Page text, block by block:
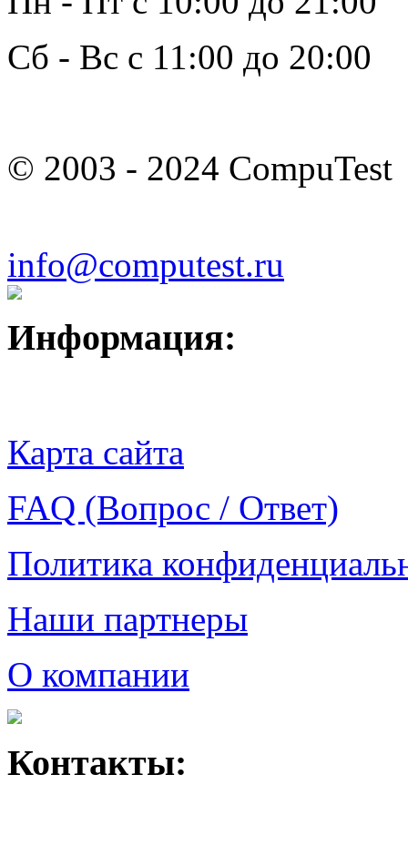
Сб - Вс с 11:00 до 20:00
© 2003 - 2024 CompuTest
info@computest.ru
Информация:
Карта сайта
FAQ (Вопрос / Ответ)
Политика
Наши партнеры
О компании
Контакты: